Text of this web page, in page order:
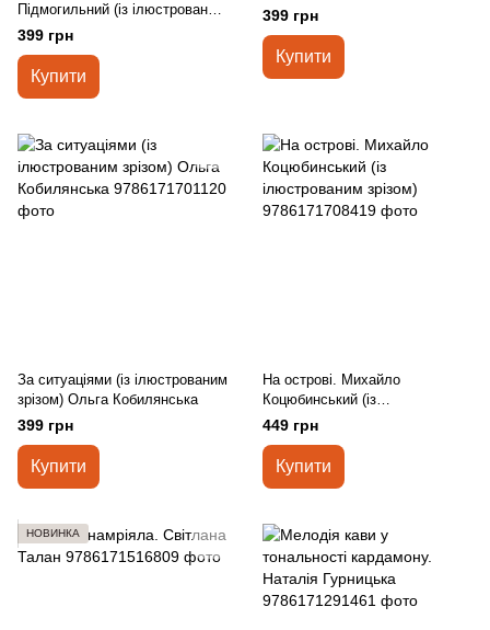
Підмогильний (із ілюстрованим
зрізом)
399 грн
Купити
399 грн
Купити
За ситуаціями (із ілюстрованим
зрізом) Ольга Кобилянська
399 грн
Купити
На острові. Михайло
Коцюбинський (із
ілюстрованим зрізом)
449 грн
Купити
НОВИНКА